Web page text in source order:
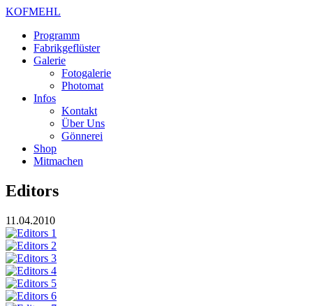
KOFMEHL
Programm
Fabrikgeflüster
Galerie
Fotogalerie
Photomat
Infos
Kontakt
Über Uns
Gönnerei
Shop
Mitmachen
Editors
11.04.2010